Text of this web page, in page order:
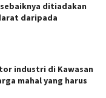
ditiadakan
daripada
industri di Kawasan
mahal yang harus